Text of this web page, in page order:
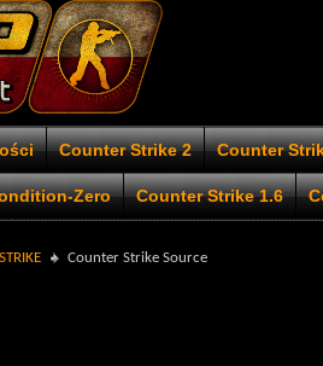
Counter Strike 2 Counter
Zero Counter Strike 1.6
Counter Strike Source